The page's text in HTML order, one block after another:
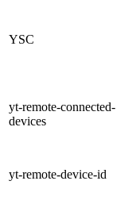
YSC
yt-remote-connected-
devices
yt-remote-device-id